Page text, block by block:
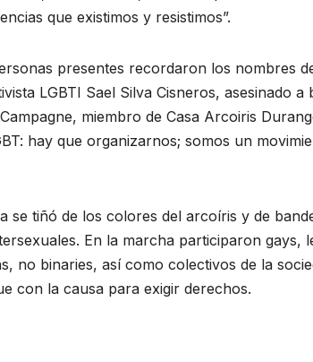
que existimos y resistimos”.
presentes recordaron los nombres
LGBTI Sael Silva Cisneros, asesinado a
miembro de Casa Arcoiris
hay que organizarnos; somos un
se tiñó de los colores del arcoíris y de
En la marcha participaron gays,
no binaries, así como colectivos de la
con la causa para exigir derechos.